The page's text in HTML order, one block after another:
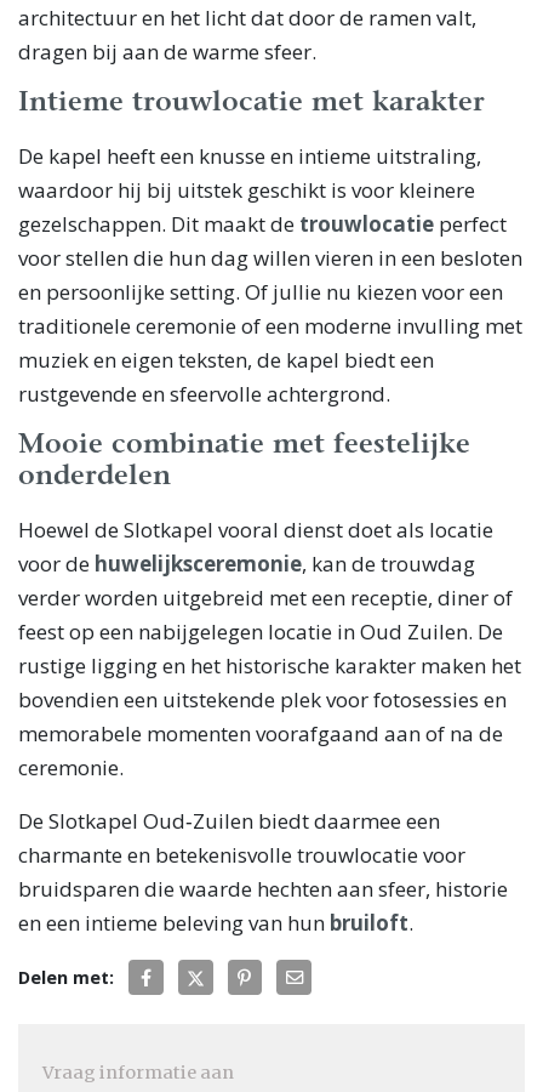
architectuur en het licht dat door de ramen valt,
dragen bij aan de warme sfeer.
Intieme trouwlocatie met karakter
De kapel heeft een knusse en intieme uitstraling,
waardoor hij bij uitstek geschikt is voor kleinere
gezelschappen. Dit maakt de trouwlocatie perfect
voor stellen die hun dag willen vieren in een besloten
en persoonlijke setting. Of jullie nu kiezen voor een
traditionele ceremonie of een moderne invulling met
muziek en eigen teksten, de kapel biedt een
rustgevende en sfeervolle achtergrond.
Mooie combinatie met feestelijke
onderdelen
Hoewel de Slotkapel vooral dienst doet als locatie
voor de huwelijksceremonie, kan de trouwdag
verder worden uitgebreid met een receptie, diner of
feest op een nabijgelegen locatie in Oud Zuilen. De
rustige ligging en het historische karakter maken het
bovendien een uitstekende plek voor fotosessies en
memorabele momenten voorafgaand aan of na de
ceremonie.
De Slotkapel Oud‑Zuilen biedt daarmee een
charmante en betekenisvolle trouwlocatie voor
bruidsparen die waarde hechten aan sfeer, historie
en een intieme beleving van hun bruiloft.
Delen met:
Vraag informatie aan